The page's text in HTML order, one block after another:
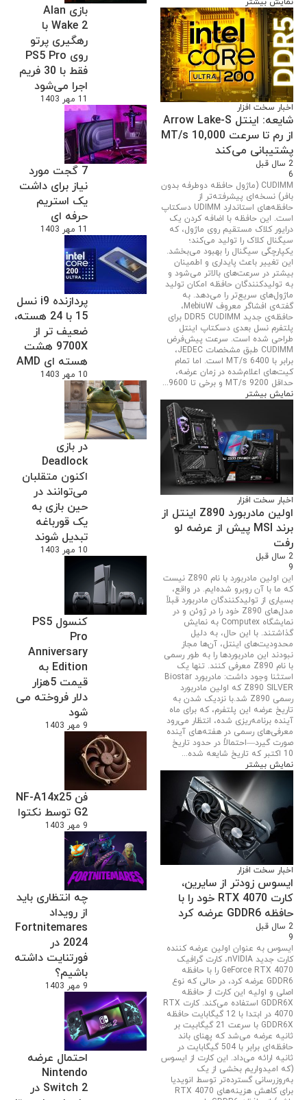
بازی Alan
Wake 2 با
رهگیری پرتو
روی PS5 Pro
فقط با 30 فریم
اجرا می‌شود
11 مهر 1403
7 گجت مورد
نیاز برای داشت
یک استریم
حرفه ای
11 مهر 1403
پردازنده i9 نسل
15 با 24 هسته،
ضعیف تر از
9700X هشت
هسته ای AMD
10 مهر 1403
در بازی
Deadlock
اکنون متقلبان
می‌توانند در
حین بازی به
یک قورباغه
تبدیل شوند
10 مهر 1403
کنسول PS5
Pro
Anniversary
Edition به
قیمت 5هزار
دلار فروخته می
شود
9 مهر 1403
فن NF-A14x25
G2 توسط نکتوا
9 مهر 1403
چه انتظاری باید
از رویداد
Fortnitemares
2024 در
فورتنایت داشته
باشیم؟
9 مهر 1403
احتمال عرضه
Nintendo
Switch 2 در
اخبار سخت افزار
شایعه: اینتل Arrow Lake-S
از رم تا سرعت 10,000 MT/s
پشتیبانی می‌کند
2 سال قبل
6
CUDIMM (ماژول حافظه دوطرفه بدون
بافر) نسخه‌ای پیشرفته‌تر از
حافظه‌های استاندارد UDIMM دسکتاپ
است. این حافظه با اضافه کردن یک
درایور کلاک مستقیم روی ماژول، که
سیگنال کلاک را تولید می‌کند؛
یکپارچگی سیگنال را بهبود می‌بخشد.
این تغییر باعث پایداری و اطمینان
بیشتر در سرعت‌های بالاتر می‌شود و
به تولیدکنندگان حافظه امکان تولید
ماژول‌های سریع‌تر را می‌دهد. به
گفته‌ی افشاگر معروف MebiuW،
حافظه‌ی جدید DDR5 CUDIMM برای
پلتفرم نسل بعدی دسکتاپ اینتل
طراحی شده است. سرعت پیش‌فرض
CUDIMM طبق مشخصات JEDEC،
برابر با 6400 MT/s است. اما تمام
کیت‌های اعلام‌شده در زمان عرضه،
حداقل 9200 MT/s و برخی تا 9600...
نمایش بیشتر
اخبار سخت افزار
اولین مادربورد Z890 اینتل از
برند MSI پیش از عرضه لو
رفت
2 سال قبل
9
این اولین مادربورد با نام Z890 نیست
که ما با آن روبرو شده‌ایم. در واقع،
بسیاری از تولیدکنندگان مادربورد قبلاً
مدل‌های Z890 خود را در ژوئن و در
نمایشگاه Computex به نمایش
گذاشتند. با این حال، به دلیل
محدودیت‌های اینتل، آن‌ها مجاز
نبودند این مادربوردها را به طور رسمی
با نام Z890 معرفی کنند. تنها یک
استثنا وجود داشت: مادربورد Biostar
Z890 SILVER که اولین مادربورد
رسمی Z890 شد.با نزدیک شدن به
تاریخ عرضه این پلتفرم، که برای ماه
آینده برنامه‌ریزی شده، انتظار می‌رود
معرفی‌های رسمی در هفته‌های آینده
صورت گیرد—احتمالاً در حدود تاریخ
10 اکتبر که تاریخ شایعه شده...
نمایش بیشتر
اخبار سخت افزار
ایسوس زودتر از سایرین،
کارت RTX 4070 خود را با
حافظه GDDR6 عرضه کرد
2 سال قبل
9
ایسوس به عنوان اولین عرضه کننده
کارت جدید nVIDIA، کارت گرافیک
GeForce RTX 4070 را با حافظه
GDDR6 عرضه کرد، در حالی که نوع
اصلی و اولیه این کارت از حافظه
GDDR6X استفاده می‌کند. کارت RTX
4070 در ابتدا با 12 گیگابایت حافظه
GDDR6X با سرعت 21 گیگابیت بر
ثانیه عرضه می‌شد که پهنای باند
حافظه‌ای برابر با 504 گیگابایت در
ثانیه ارائه می‌داد. این کارت از ایسوس
(که امیدواریم بخشی از یک
به‌روزرسانی گسترده‌تر توسط انویدیا
برای کاهش هزینه‌های RTX 4070